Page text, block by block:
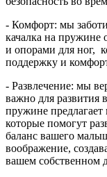
- Комфорт: мы
качалка на пружине
и опорами для ног,
поддержку и
- Развлечение: мы
важно для развития
пружине
которые помогут
баланс вашего
воображение,
вашем собственном